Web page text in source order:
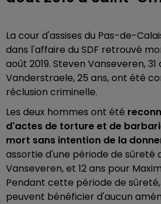
La cour d'assises du Pas-de-
dans l'affaire du SDF retrouvé
août 2019. Steven Vanseveren,
Vanderstraele, 25 ans, ont été
réclusion criminelle.
Les deux hommes ont été
d'actes de torture et de
mort sans intention de la
assortie d'une période de sûreté
Vanseveren, et 12 ans pour
Pendant cette période de
peuvent bénéficier d'aucun